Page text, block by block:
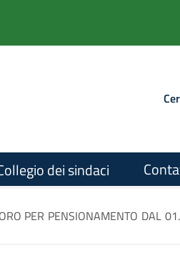
dei sindaci
PER PENSIONAMENTO DAL